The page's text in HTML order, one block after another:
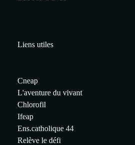
Liens utiles
Cneap
L'aventure du vivant
Chlorofil
Ifeap
Ens.catholique 44
Relève le défi